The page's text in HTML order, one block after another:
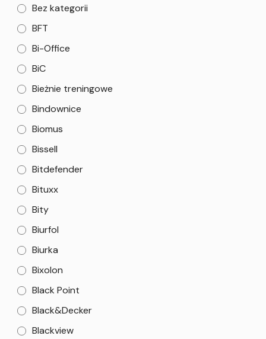
Bez kategorii
BFT
Bi-Office
BiC
Bieżnie treningowe
Bindownice
Biomus
Bissell
Bitdefender
Bituxx
Bity
Biurfol
Biurka
Bixolon
Black Point
Black&Decker
Blackview